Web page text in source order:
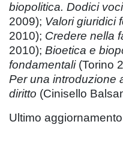
biopolitica. Dodici
2009); Valori giuridici
2010); Credere nella
2010); Bioetica e
fondamentali(Torino
Per una introduzione
diritto (Cinisello
Ultimo